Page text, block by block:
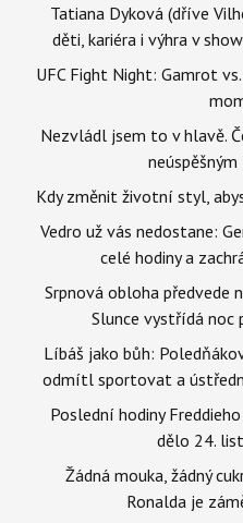
Tatiana Dyková (dříve
děti, kariéra i výhra v
UFC Fight Night: Gamrot
Nezvládl jsem to v hlavě.
Kdy změnit životní styl,
Vedro už vás nedostane:
celé hodiny a
Srpnová obloha předvede
Slunce vystřídá noc
Líbáš jako bůh:
odmítl sportovat a
Poslední hodiny
dělo 24.
Žádná mouka, žádný
Ronalda je